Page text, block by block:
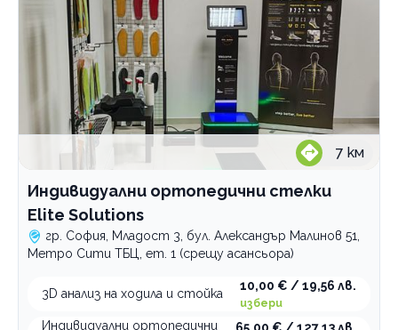
7 км
Индивидуални ортопедични стелки
Elite Solutions
гр. София, Младост 3, бул. Александър Малинов 51,
Метро Сити ТБЦ, ет. 1 (срещу асансьора)
3D анализ на ходила и стойка
10,00 € / 19,56 лв.
избери
Индивидуални ортопедични
65,00 € / 127,13 лв.